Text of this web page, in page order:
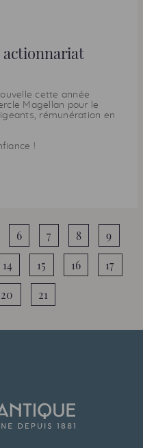
actionnariat
cette année
Magellan pour le
rémunération en
!
6 7 8 9
14 15 16 17
20 21